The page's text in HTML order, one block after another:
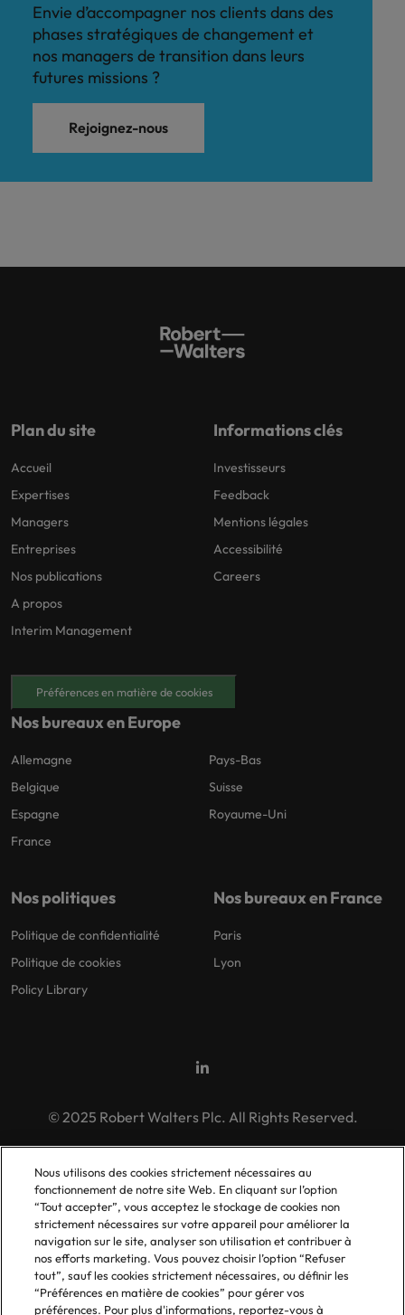
Envie d’accompagner nos clients dans des
phases stratégiques de changement et
nos managers de transition dans leurs
futures missions ?
Rejoignez-nous
Plan du site
Accueil
Expertises
Managers
Entreprises
Nos publications
A propos
Interim Management
Informations clés
Investisseurs
Feedback
Mentions légales
Accessibilité
Careers
Préférences en matière de cookies
Nos bureaux en Europe
Allemagne
Belgique
Espagne
France
Pays-Bas
Suisse
Royaume-Uni
Nos politiques
Politique de confidentialité
Politique de cookies
Policy Library
Nos bureaux en France
Paris
Lyon
© 2025 Robert Walters Plc. All Rights Reserved.
Nous utilisons des cookies strictement nécessaires au
fonctionnement de notre site Web. En cliquant sur l’option
“Tout accepter”, vous acceptez le stockage de cookies non
strictement nécessaires sur votre appareil pour améliorer la
navigation sur le site, analyser son utilisation et contribuer à
nos efforts marketing. Vous pouvez choisir l’option “Refuser
tout”, sauf les cookies strictement nécessaires, ou définir les
“Préférences en matière de cookies” pour gérer vos
préférences. Pour plus d'informations, reportez-vous à